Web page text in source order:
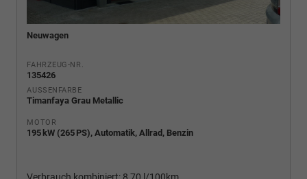
Neuwagen
FAHRZEUG-NR.
135426
AUSSENFARBE
Timanfaya Grau Metallic
MOTOR
195 kW (265 PS), Automatik, Allrad, Benzin